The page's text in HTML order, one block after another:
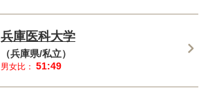
兵庫医科大学
（兵庫県/私立）
男女比： 51:49